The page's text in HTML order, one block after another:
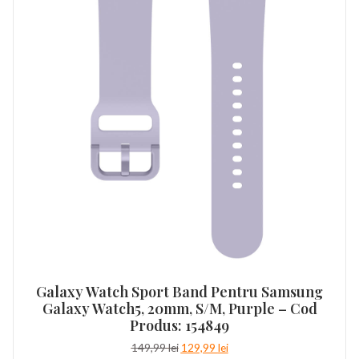
Galaxy Watch Sport Band Pentru Samsung
Galaxy Watch5, 20mm, S/M, Purple – Cod
Produs: 154849
149,99lei Prețul
129,99 leiPrețul